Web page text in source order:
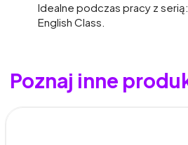
Idealne podczas pracy z
English Class.
Poznaj inne